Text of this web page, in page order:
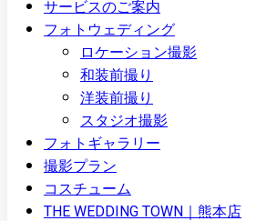
サービスのご案内
フォトウェディング
ロケーション撮影
和装前撮り
洋装前撮り
スタジオ撮影
フォトギャラリー
撮影プラン
コスチューム
THE WEDDING TOWN｜熊本店